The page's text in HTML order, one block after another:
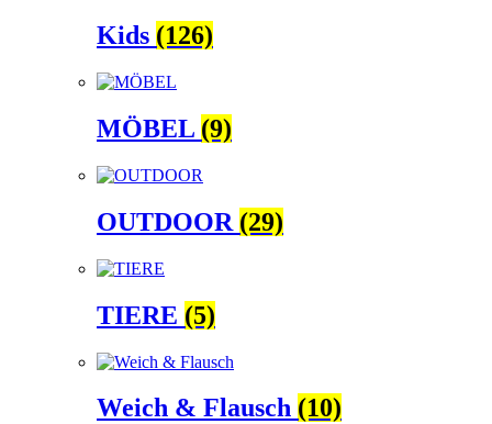
Kids (126)
MÖBEL (9)
OUTDOOR (29)
TIERE (5)
Weich & Flausch (10)